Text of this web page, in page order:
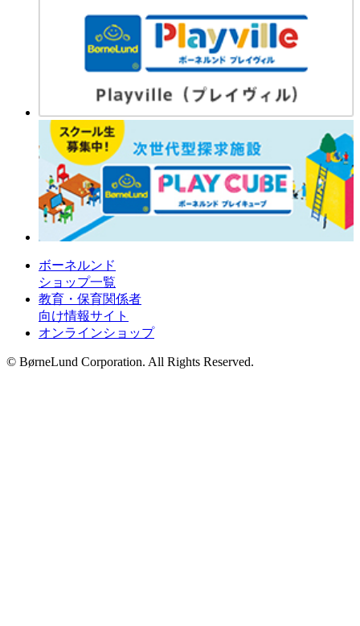
ボーネルンド
ショップ一覧
教育・保育関係者
向け情報サイト
オンラインショップ
© BørneLund Corporation. All Rights Reserved.